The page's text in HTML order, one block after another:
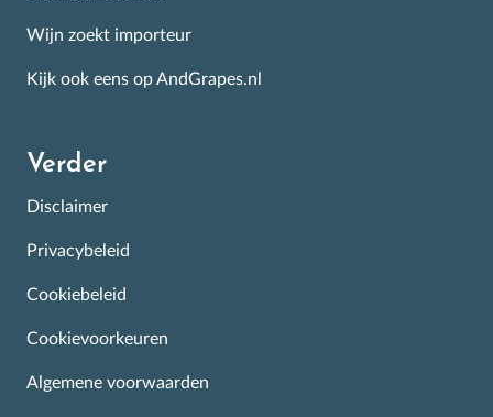
Wijn zoekt importeur
Kijk ook eens op AndGrapes.nl
Verder
Disclaimer
Privacybeleid
Cookiebeleid
Cookievoorkeuren
Algemene voorwaarden